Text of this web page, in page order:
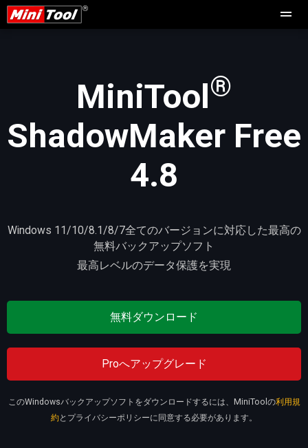
MiniTool®
ShadowMaker Free
4.8
Windows 11/10/8.1/8/7全てのバージョンに対応した最高の
無料バックアップソフト
最高レベルのデータ保護を実現
無料ダウンロード
Proへアップグレード
このWindowsバックアップソフトをダウンロードするには、MiniToolの利用規
約とプライバシーポリシーに同意する必要があります。